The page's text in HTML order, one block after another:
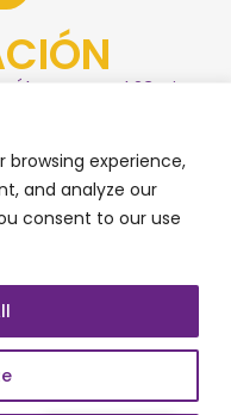
browsing experience,
and analyze our
consent to our use
Álvarez Local 23, Piso
San Lucas, Baja
23469
1274
PRIVACY POLICY